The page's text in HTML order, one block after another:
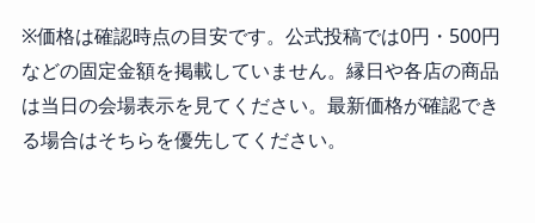
※価格は確認時点の目安です。公式投稿では0円・500円
などの固定金額を掲載していません。縁日や各店の商品
は当日の会場表示を見てください。最新価格が確認でき
る場合はそちらを優先してください。